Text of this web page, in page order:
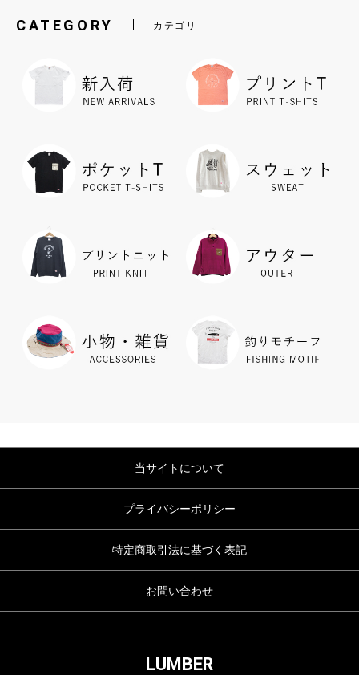
CATEGORY カテゴリ
当サイトについて
プライバシーポリシー
特定商取引法に基づく表記
お問い合わせ
LUMBER